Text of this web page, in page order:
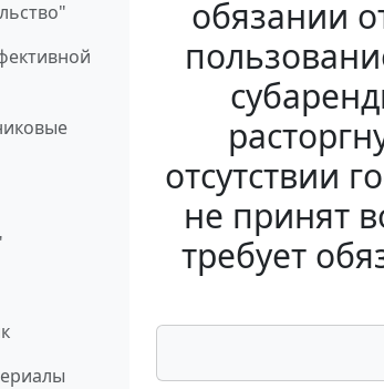
обязании
отсутствии
не принят
требует